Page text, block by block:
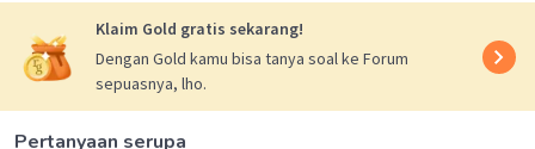
Klaim Gold gratis sekarang!
Dengan Gold kamu bisa tanya soal ke Forum
sepuasnya, lho.
Pertanyaan serupa